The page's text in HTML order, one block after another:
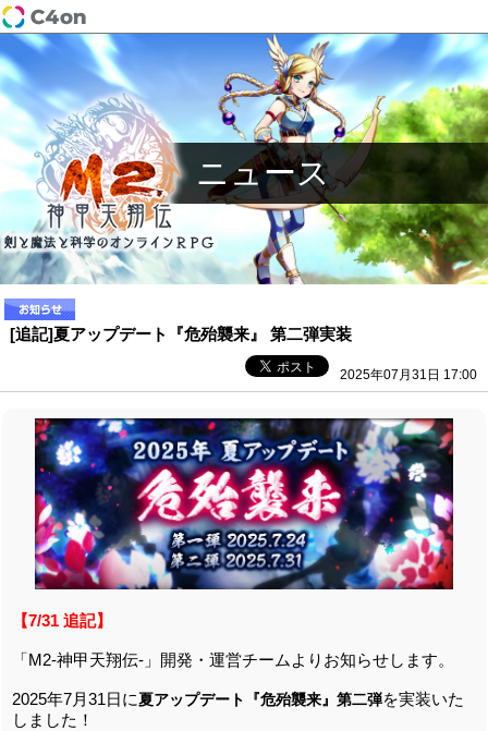
ニュース
[追記]夏アップデート『危殆襲来』 第二弾実装
2025年07月31日 17:00
【7/31 追記】
「M2-神甲天翔伝-」開発・運営チームよりお知らせします。
2025年7月31日に夏アップデート『危殆襲来』第二弾を実装いた
しました！